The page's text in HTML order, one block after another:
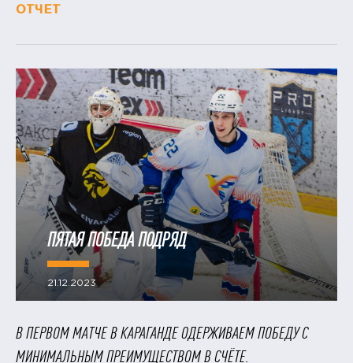
ОТЧЕТ
ПЯТАЯ ПОБЕДА ПОДРЯД
21.12.2023
В ПЕРВОМ МАТЧЕ В КАРАГАНДЕ ОДЕРЖИВАЕМ ПОБЕДУ С
МИНИМАЛЬНЫМ ПРЕИМУЩЕСТВОМ В СЧЁТЕ.